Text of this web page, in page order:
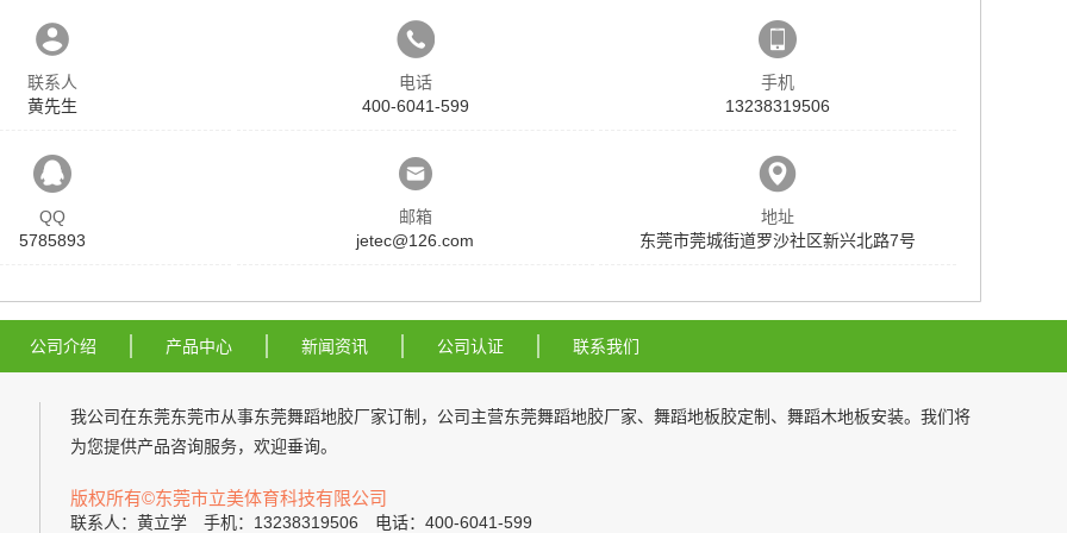
联系人
黄先生
电话
400-6041-599
手机
13238319506
QQ
5785893
邮箱
jetec@126.com
地址
东莞市莞城街道罗沙社区新兴北路7号
公司介绍 产品中心 新闻资讯 公司认证 联系我们
我公司在东莞东莞市从事东莞舞蹈地胶厂家订制，公司主营东莞舞蹈地胶厂家、 舞蹈地板胶定制 、 舞蹈木地板安装。我们将
为您提供产品咨询服务，欢迎垂询。
版权所有©东莞市立美体育科技有限公司
联系人：黄立学 手机：13238319506 电话：400-6041-599